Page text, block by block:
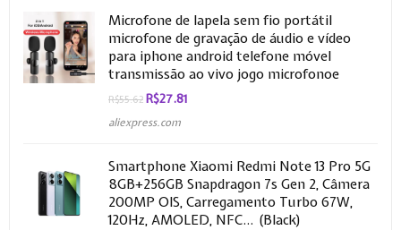
Microfone de lapela sem fio portátil
microfone de gravação de áudio e vídeo
para iphone android telefone móvel
transmissão ao vivo jogo microfonoe
R$55.62 R$27.81
aliexpress.com
Smartphone Xiaomi Redmi Note 13 Pro 5G
8GB+256GB Snapdragon 7s Gen 2, Câmera
200MP OIS, Carregamento Turbo 67W,
120Hz, AMOLED, NFC… (Black)